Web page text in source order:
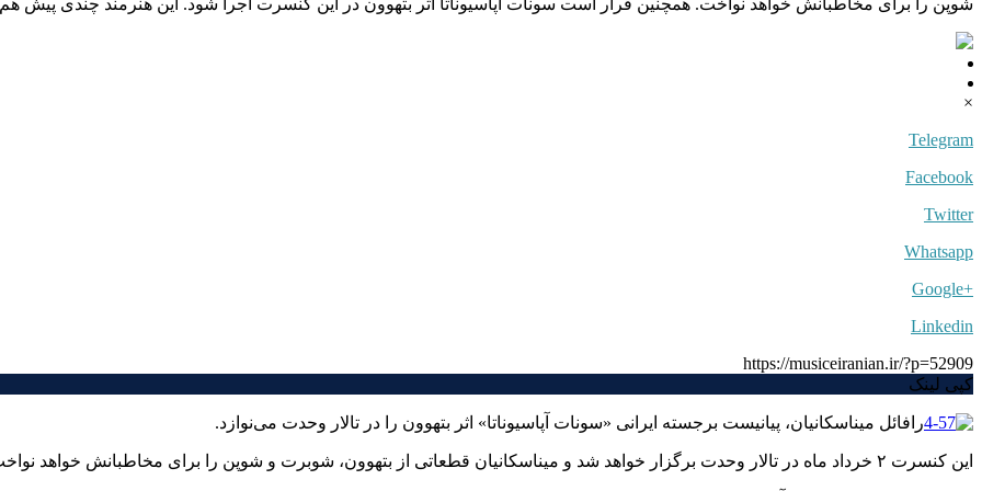
×
Telegram
Facebook
Twitter
Whatsapp
+Google
Linkedin
https://musiceiranian.ir/?p=52909
کپی لینک
رافائل میناسکانیان، پیانیست برجسته ایرانی «سونات آپاسیوناتا» اثر بتهوون را در تالار وحدت می‌نوازد.
این کنسرت ۲ خرداد ماه در تالار وحدت برگزار خواهد شد و میناسکانیان قطعاتی از بتهوون، شوبرت و شوپن را برای مخاطبانش خواهد نواخت.